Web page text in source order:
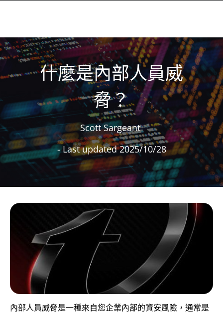
什麼是內部人員威
脅？
Scott Sargeant
- Last updated 2025/10/28
內部人員威脅是一種來自您企業內部的資安風險，通常是